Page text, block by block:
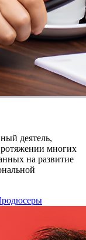
деятель,
многих
на развитие